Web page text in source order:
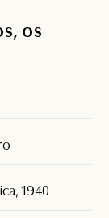
os
1940